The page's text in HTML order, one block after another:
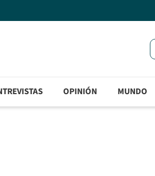
OPINIÓN MUNDO